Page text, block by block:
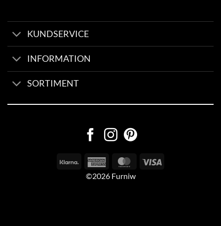
KUNDSERVICE
INFORMATION
SORTIMENT
©2026 Furniw